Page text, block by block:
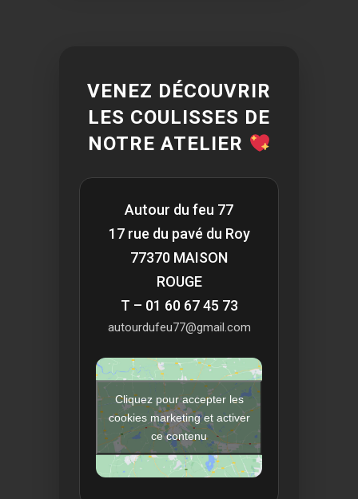
VENEZ DÉCOUVRIR
LES COULISSES DE
NOTRE ATELIER
Autour du feu 77
17 rue du pavé du Roy
77370 MAISON
ROUGE
T – 01 60 67 45 73
autourdufeu77@gmail.com
Cliquez pour accepter les
cookies marketing et activer
ce contenu